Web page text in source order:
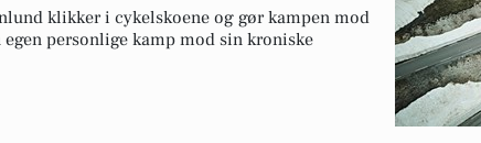
klikker i cykelskoene og gør kampen mod
personlige kamp mod sin kroniske